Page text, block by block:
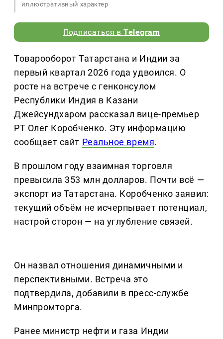
иллюстративный характер
Подписаться вTelegram
Товарооборот Татарстана и Индии за
первый квартал 2026 года удвоился. О
росте на встрече с генконсулом
Республики Индия в Казани
Джейсундхаром рассказал вице-премьер
РТ Олег Коробченко. Эту информацию
сообщает сайт Реальное время.
В прошлом году взаимная торговля
превысила 353 млн долларов. Почти всё —
экспорт из Татарстана. Коробченко заявил:
текущий объём не исчерпывает потенциал,
настрой сторон — на углубление связей.
Он назвал отношения динамичными и
перспективными. Встреча это
подтвердила, добавили в пресс-службе
Минпромторга.
Ранее министр нефти и газа Индии